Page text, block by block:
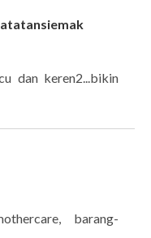
dan keren2...bikin
barang-